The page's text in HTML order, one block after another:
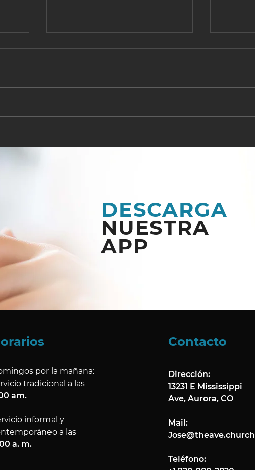
DESCARGA
NUESTRA
APP
por la mañana:
tradicional a las
am.
informal y
a las
a. m.
Contacto
Dirección:
13231 E Mississippi
Ave, Aurora, CO​
Mail:
Jose@theave.church
Teléfono: